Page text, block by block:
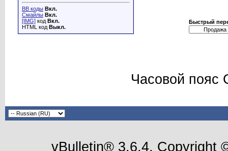
BB коды Вкл.
Смайлы Вкл.
[IMG] код Вкл.
HTML код Выкл.
Быстрый
Часовой пояс
vBulletin® 3.6.4, Copyright